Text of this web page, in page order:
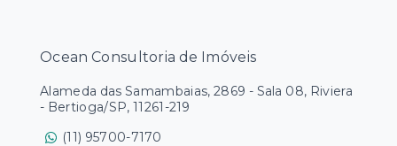
Ocean Consultoria de Imóveis
Alameda das Samambaias, 2869 - Sala 08, Riviera
- Bertioga/SP, 11261-219
(11) 95700-7170